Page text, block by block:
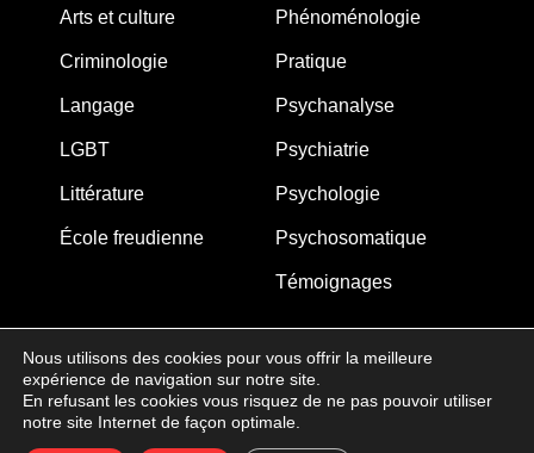
Arts et culture
Criminologie
Langage
LGBT
Littérature
École freudienne
Phénoménologie
Pratique
Psychanalyse
Psychiatrie
Psychologie
Psychosomatique
Témoignages
MJW-FEDITION.COM © 2005-2025 – La Gouberdière
14710 Saint-Martin de Blagny
Nous utilisons des cookies pour vous offrir la meilleure
expérience de navigation sur notre site.
En refusant les cookies vous risquez de ne pas pouvoir utiliser
notre site Internet de façon optimale.